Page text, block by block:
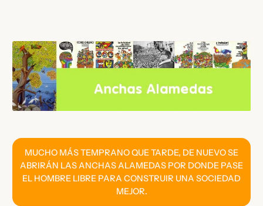
contenido
MUCHO MÁS TEMPRANO QUE TARDE, DE NUEVO SE
ABRIRÁN LAS ANCHAS ALAMEDAS POR DONDE PASE
EL HOMBRE LIBRE PARA CONSTRUIR UNA SOCIEDAD
MEJOR.